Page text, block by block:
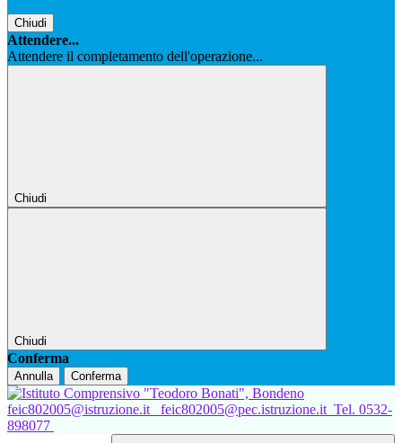
Chiudi
Attendere...
Attendere il completamento dell'operazione...
Chiudi
Chiudi
Conferma
Annulla Conferma
feic802005@istruzione.it feic802005@pec.istruzione.it Tel. 0532-
898077